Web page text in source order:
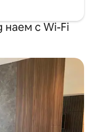
с Wi-Fi